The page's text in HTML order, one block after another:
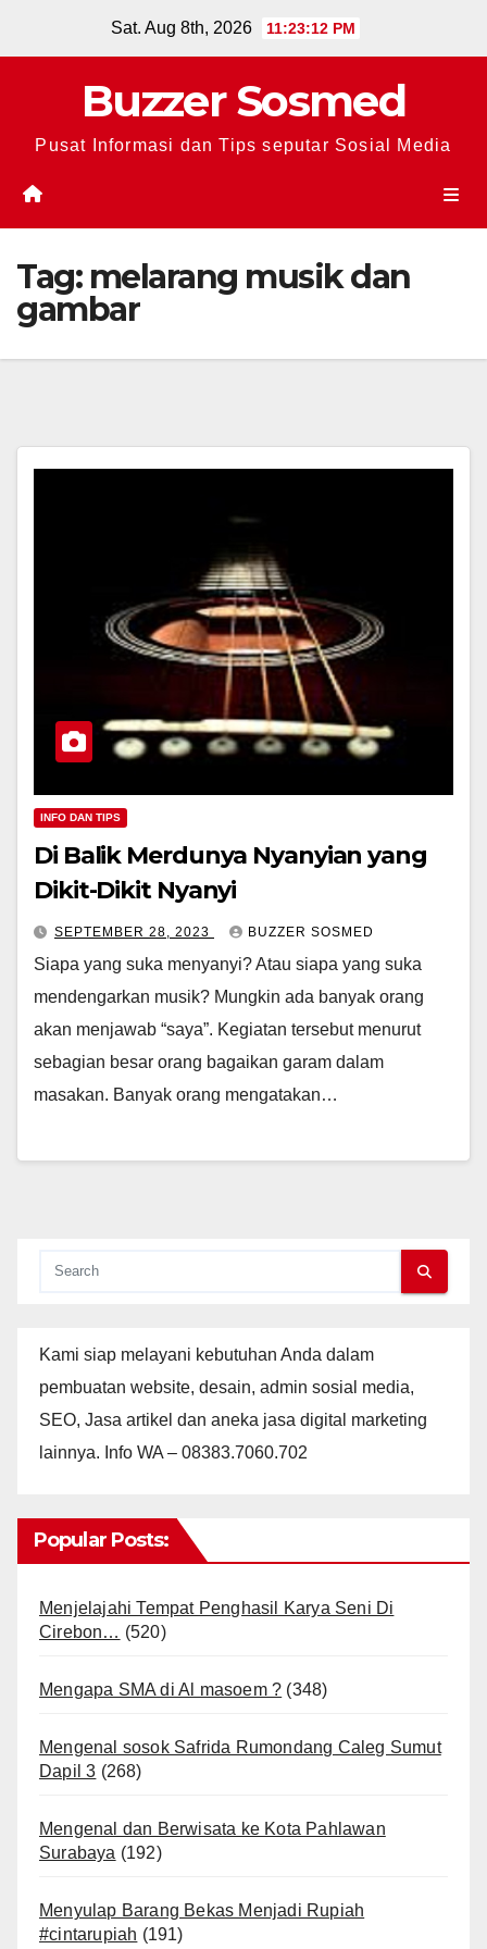
Sat. Aug 8th, 2026 11:23:13 PM
Buzzer Sosmed
Pusat Informasi dan Tips seputar Sosial Media
Tag: melarang musik dan
gambar
INFO DAN TIPS
Di Balik Merdunya Nyanyian yang
Dikit-Dikit Nyanyi
SEPTEMBER 28, 2023 BUZZER SOSMED
Siapa yang suka menyanyi? Atau siapa yang suka
mendengarkan musik? Mungkin ada banyak orang
akan menjawab “saya”. Kegiatan tersebut menurut
sebagian besar orang bagaikan garam dalam
masakan. Banyak orang mengatakan…
Kami siap melayani kebutuhan Anda dalam
pembuatan website, desain, admin sosial media,
SEO, Jasa artikel dan aneka jasa digital marketing
lainnya. Info WA – 08383.7060.702
Popular Posts:
Menjelajahi Tempat Penghasil Karya Seni Di
Cirebon… (520)
Mengapa SMA di Al masoem ? (348)
Mengenal sosok Safrida Rumondang Caleg Sumut
Dapil 3 (268)
Mengenal dan Berwisata ke Kota Pahlawan
Surabaya (192)
Menyulap Barang Bekas Menjadi Rupiah
#cintarupiah (191)